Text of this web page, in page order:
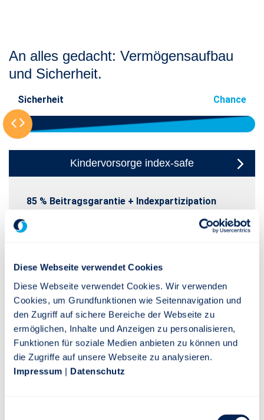
Diese Webseite verwendet Cookies
Diese Webseite verwendet Cookies. Wir verwenden
Cookies, um Grundfunktionen wie Seitennavigation und
den Zugriff auf sichere Bereiche der Webseite zu
ermöglichen, Inhalte und Anzeigen zu personalisieren,
Funktionen für soziale Medien anbieten zu können und
die Zugriffe auf unsere Webseite zu analysieren.
Impressum | Datenschutz
An alles gedacht: Vermögensaufbau
und Sicherheit.
Sicherheit Chance
Kindervorsorge index-safe
85 % Beitragsgarantie + Indexpartizipation
index-safe ist eine renditestarke Vorsorge, die
Vorsorgelösung beteiligt Sie an den
Asset Index.
MEHR INFORMATIONEN
Fondsgebundene Kapitalanlage + wählbare
MEHR INFORMATIONEN
Fondsgebundene Kapitalanlage
MEHR INFORMATIONEN